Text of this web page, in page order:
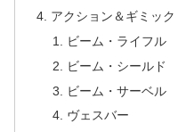
アクション＆ギミック
ビーム・ライフル
ビーム・シールド
ビーム・サーベル
ヴェスバー